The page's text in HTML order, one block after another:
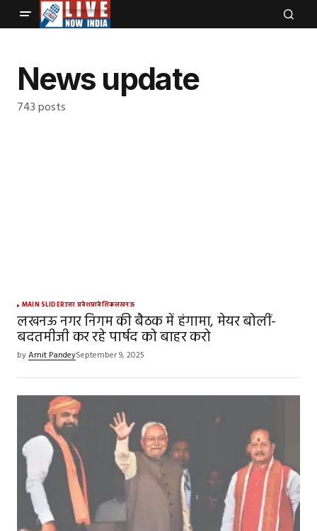
News update
743 posts
MAIN SLIDERउत्तर प्रदेशप्रादेशिकलखनऊ
लखनऊ नगर निगम की बैठक में हंगामा, मेयर बोलीं-
बदतमीजी कर रहे पार्षद को बाहर करो
byAmit PandeySeptember 9, 2025